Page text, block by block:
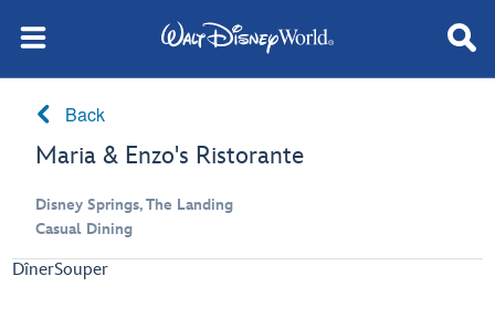
Back
Maria & Enzo's Ristorante
Disney Springs, The Landing
Casual Dining
DînerSouper